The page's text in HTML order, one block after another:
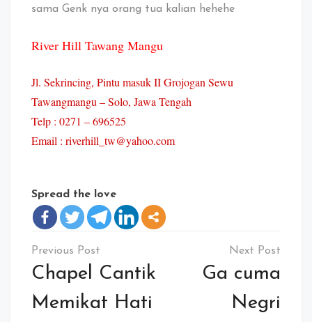
sama Genk nya orang tua kalian hehehe
River Hill Tawang Mangu
Jl. Sekrincing, Pintu masuk II Grojogan Sewu
Tawangmangu – Solo, Jawa Tengah
Telp : 0271 – 696525
Email : riverhill_tw@yahoo.com
Spread the love
Navigasi
pos
Chapel Cantik
Memikat Hati
Ga cuma
Negri